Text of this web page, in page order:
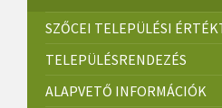
SZŐCEI TELEPÜLÉSI
TELEPÜLÉSRENDEZÉS
ALAPVETŐ INFORMÁCIÓK